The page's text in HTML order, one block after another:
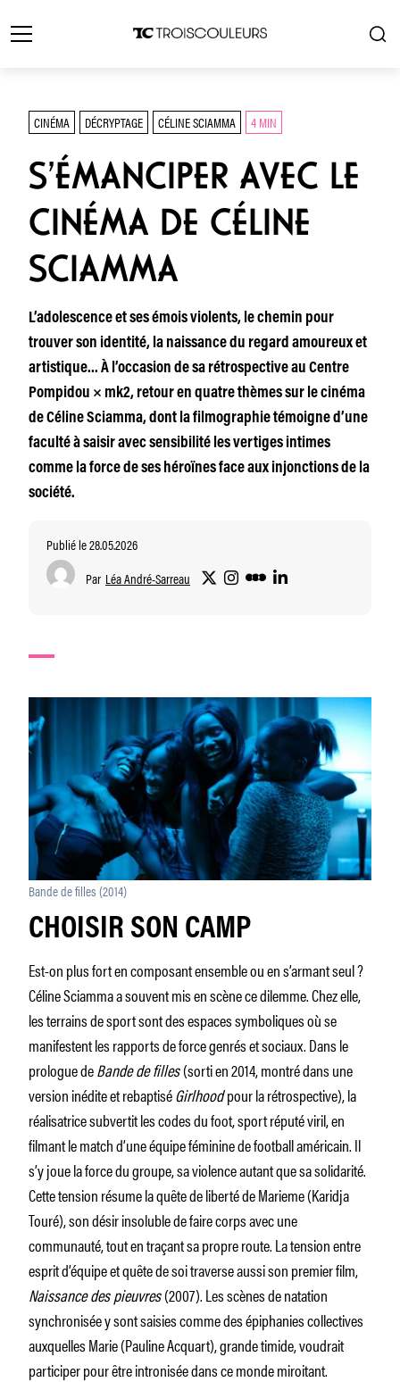
CINÉMA DÉCRYPTAGE CÉLINE SCIAMMA 4 MIN
S’ÉMANCIPER AVEC LE
CINÉMA DE CÉLINE
SCIAMMA
L’adolescence et ses émois violents, le chemin pour
trouver son identité, la naissance du regard amoureux et
artistique… À l’occasion de sa rétrospective au Centre
Pompidou × mk2, retour en quatre thèmes sur le cinéma
de Céline Sciamma, dont la filmographie témoigne d’une
faculté à saisir avec sensibilité les vertiges intimes
comme la force de ses héroïnes face aux injonctions de la
société.
Publié le 28.05.2026
Par Léa André-Sarreau
Bande de filles (2014)
CHOISIR SON CAMP
Est-on plus fort en composant ensemble ou en s’armant seul ?
Céline Sciamma a souvent mis en scène ce dilemme. Chez elle,
les terrains de sport sont des espaces symboliques où se
manifestent les rapports de force genrés et sociaux. Dans le
prologue deBande de filles(sorti en 2014, montré dans une
version inédite et rebaptiséGirlhoodpour la rétrospective), la
réalisatrice subvertit les codes du foot, sport réputé viril, en
filmant le match d’une équipe féminine de football américain. Il
s’y joue la force du groupe, sa violence autant que sa solidarité.
Cette tension résume la quête de liberté de Marieme (Karidja
Touré), son désir insoluble de faire corps avec une
communauté, tout en traçant sa propre route. La tension entre
esprit d’équipe et quête de soi traverse aussi son premier film,
Naissance des pieuvres(2007). Les scènes de natation
synchronisée y sont saisies comme des épiphanies collectives
auxquelles Marie (Pauline Acquart), grande timide, voudrait
participer pour être intronisée dans ce monde miroitant.